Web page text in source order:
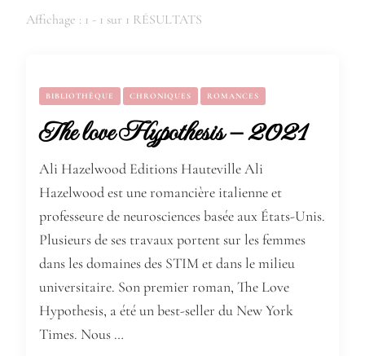
Affichage : 1 - 1 sur 1 RÉSULTATS
BIBLIOTHÈQUE CHRONIQUES ROMANCES
The love Hypothesis – 2021
Ali Hazelwood Editions Hauteville Ali
Hazelwood est une romancière italienne et
professeure de neurosciences basée aux États-Unis.
Plusieurs de ses travaux portent sur les femmes
dans les domaines des STIM et dans le milieu
universitaire. Son premier roman, The Love
Hypothesis, a été un best-seller du New York
Times. Nous …